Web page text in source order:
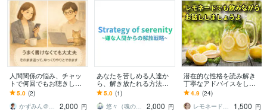
人間関係の悩み、チャッ
トで何回でもお聴きしま
す 人間関係❗️仕事がつらい
❗️もう限界❗️その悩み受けと
めます
5.0 (2)
かずみん＠人生のモヤモヤ解消アドバイザー
2,000 円
あなたを苦しめる人達か
ら、解き放たれる方法教
えます 嫌いな人に苦しめ
られている方必見！書籍&
トークで改善へ！
5.0 (1)
悠々（魂の薬屋）
2,000 円
潜在的な性格を読み解き
丁寧なアドバイスをしま
す チャットで話す⇒明日
が笑顔になるためのマイ
ンドシフトチェンジ
4.9 (24)
レモネードでも飲みながら～いづ
1,500 円